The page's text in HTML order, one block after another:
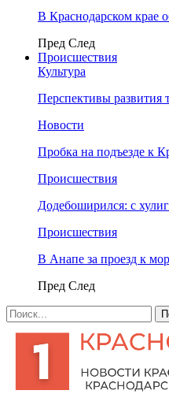
В Краснодарском крае
Пред След
Происшествия
Культура
Перспективы развития
Новости
Пробка на подъезде к
Происшествия
Додебоширился: с
Происшествия
В Анапе за проезд к
Пред След